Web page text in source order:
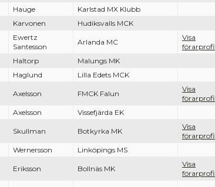
Hauge Karlstad MX Klubb
Karvonen Hudiksvalls MCK
Ewertz
Santesson
Arlanda MC
Visa
förarprofil
Haltorp Malungs MK
Haglund Lilla Edets MCK
Axelsson FMCK Falun
Visa
förarprofil
Axelsson Vissefjärda EK
Skullman Botkyrka MK
Visa
förarprofil
Wernersson Linköpings MS
Eriksson Bollnäs MK
Visa
förarprofil